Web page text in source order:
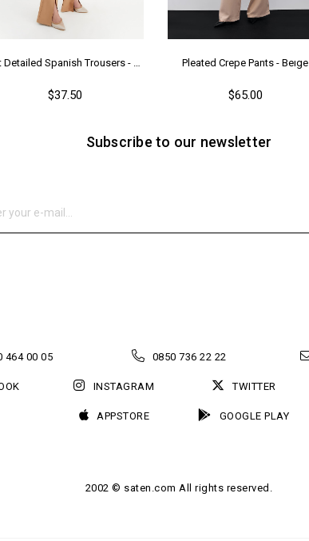
$37.50
Pleated Crepe Pants - Beıge
$65.00
Subscribe to our newsletter
464 00 05 0850 736 22 22
INSTAGRAM TWITTER
APPSTORE GOOGLE PLAY
2002 © saten.com All rights reserved.